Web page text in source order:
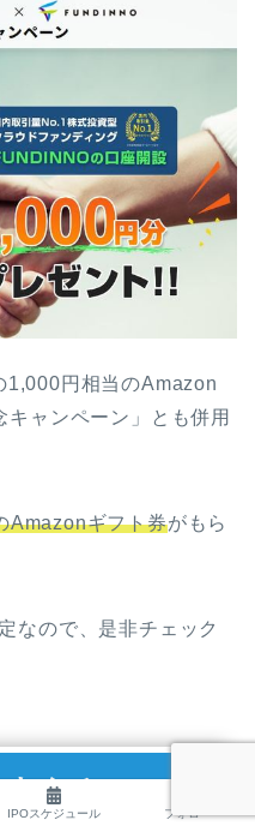
1,000円相当のAmazon
ャンペーン」とも併用
Amazonギフト券がもら
なので、是非チェック
ぐチェック
IPOスケジュール フォロー